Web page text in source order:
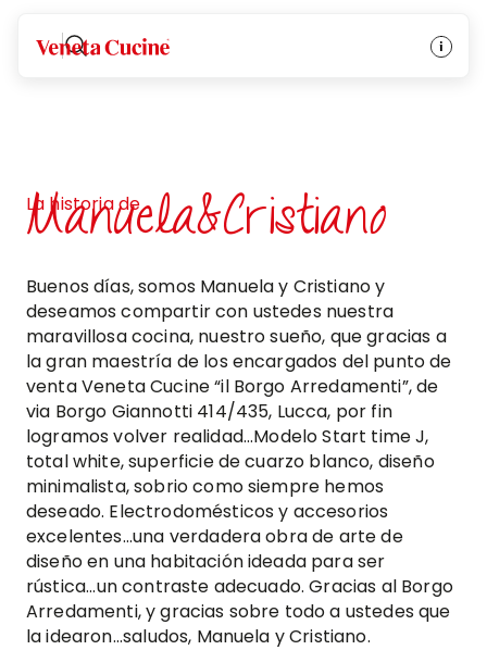
Veneta Cucine
La historia de
Manuela&Cristiano
Buenos días, somos Manuela y Cristiano y
deseamos compartir con ustedes nuestra
maravillosa cocina, nuestro sueño, que gracias a
la gran maestría de los encargados del punto de
venta Veneta Cucine “il Borgo Arredamenti”, de
via Borgo Giannotti 414/435, Lucca, por fin
logramos volver realidad...Modelo Start time J,
total white, superficie de cuarzo blanco, diseño
minimalista, sobrio como siempre hemos
deseado. Electrodomésticos y accesorios
excelentes...una verdadera obra de arte de
diseño en una habitación ideada para ser
rústica...un contraste adecuado. Gracias al Borgo
Arredamenti, y gracias sobre todo a ustedes que
la idearon...saludos, Manuela y Cristiano.